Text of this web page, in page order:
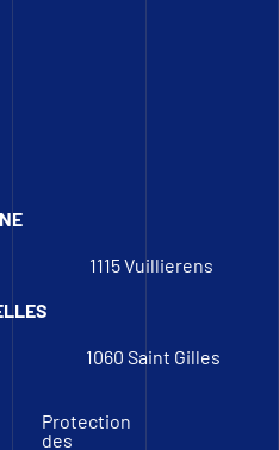
6 1115 Vuillierens
6 1060 Saint Gilles
Protection
des